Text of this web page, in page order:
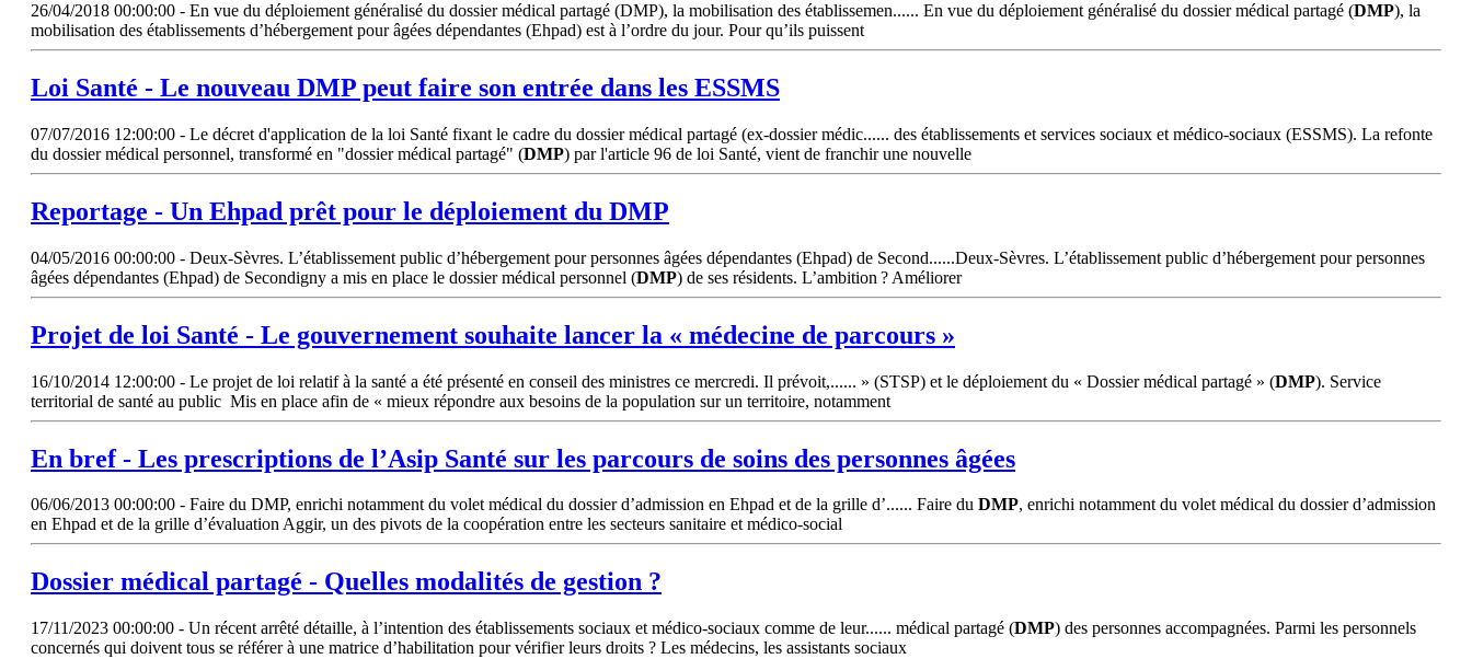
26/04/2018 00:00:00 - En vue du déploiement généralisé du dossier médical partagé (DMP), la mobilisation des établissemen...... En vue du déploiement généralisé du dossier médical partagé (DMP), la
mobilisation des établissements d’hébergement pour âgées dépendantes (Ehpad) est à l’ordre du jour. Pour qu’ils puissent
Loi Santé - Le nouveau DMP peut faire son entrée dans les ESSMS
07/07/2016 12:00:00 - Le décret d'application de la loi Santé fixant le cadre du dossier médical partagé (ex-dossier médic...... des établissements et services sociaux et médico-sociaux (ESSMS). La refonte
du dossier médical personnel, transformé en "dossier médical partagé" (DMP) par l'article 96 de loi Santé, vient de franchir une nouvelle
Reportage - Un Ehpad prêt pour le déploiement du DMP
04/05/2016 00:00:00 - Deux-Sèvres. L’établissement public d’hébergement pour personnes âgées dépendantes (Ehpad) de Second......Deux-Sèvres. L’établissement public d’hébergement pour personnes
âgées dépendantes (Ehpad) de Secondigny a mis en place le dossier médical personnel (DMP) de ses résidents. L’ambition ? Améliorer
Projet de loi Santé - Le gouvernement souhaite lancer la « médecine de parcours »
16/10/2014 12:00:00 - Le projet de loi relatif à la santé a été présenté en conseil des ministres ce mercredi. Il prévoit,...... » (STSP) et le déploiement du « Dossier médical partagé » (DMP). Service
territorial de santé au public Mis en place afin de « mieux répondre aux besoins de la population sur un territoire, notamment
En bref - Les prescriptions de l’Asip Santé sur les parcours de soins des personnes âgées
06/06/2013 00:00:00 - Faire du DMP, enrichi notamment du volet médical du dossier d’admission en Ehpad et de la grille d’...... Faire du DMP, enrichi notamment du volet médical du dossier d’admission
en Ehpad et de la grille d’évaluation Aggir, un des pivots de la coopération entre les secteurs sanitaire et médico-social
Dossier médical partagé - Quelles modalités de gestion ?
17/11/2023 00:00:00 - Un récent arrêté détaille, à l’intention des établissements sociaux et médico-sociaux comme de leur...... médical partagé (DMP) des personnes accompagnées. Parmi les personnels
concernés qui doivent tous se référer à une matrice d’habilitation pour vérifier leurs droits ? Les médecins, les assistants sociaux